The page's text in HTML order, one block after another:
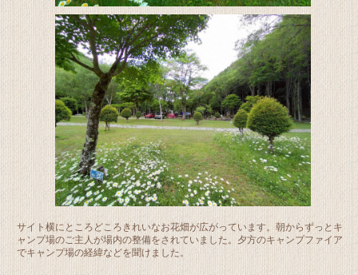
サイト横にところどころきれいなお花畑が広がっています。朝からずっとキ
ャンプ場のご主人が場内の整備をされていました。夕方のキャンプファイア
でキャンプ場の経緯などを聞けました。